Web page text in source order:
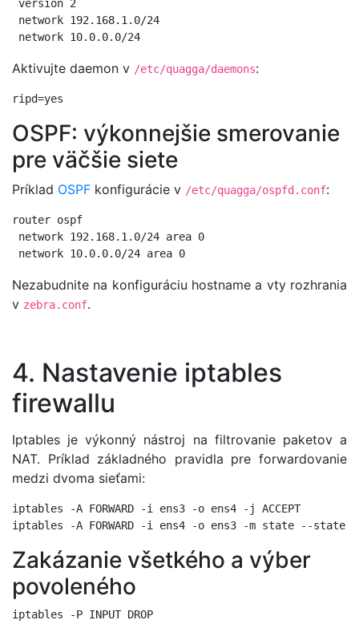
version 2
network 192.168.1.0/24
Aktivujte daemon v /etc/quagga/daemons:
OSPF: výkonnejšie smerovanie
pre väčšie siete
Príklad OSPF konfigurácie v /etc/quagga/ospfd.conf:
router ospf
network 192.168.1.0/24 area 0
Nezabudnite na konfiguráciu hostname a vty rozhrania
v zebra.conf.
4. Nastavenie iptables
firewallu
Iptables je výkonný nástroj na filtrovanie paketov a
NAT. Príklad základného pravidla pre forwardovanie
medzi dvoma sieťami:
iptables -A FORWARD -i ens3 -o ens4 -j ACCEPT
Zakázanie všetkého a výber
povoleného
iptables -P INPUT DROP